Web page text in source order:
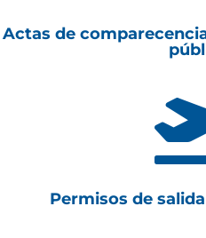
Actas de
Permisos de